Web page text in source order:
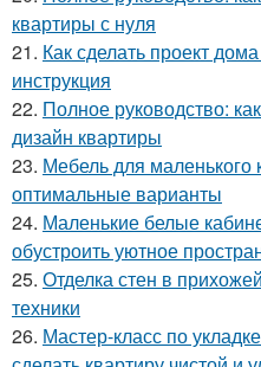
квартиры с нуля
21. Как сделать проект
инструкция
22. Полное руководство:
дизайн квартиры
23. Мебель для маленького
оптимальные варианты
24. Маленькие белые
обустроить уютное
25. Отделка стен в
техники
26. Мастер-класс по